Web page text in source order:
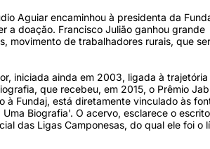
Aguiar encaminhou à presidenta da
a doação. Francisco Julião ganhou grande
movimento de trabalhadores rurais, que
iniciada ainda em 2003, ligada à
que recebeu, em 2015, o Prêmio
à Fundaj, está diretamente vinculado às
Biografia'. O acervo, esclarece o
das Ligas Camponesas, do qual ele foi o